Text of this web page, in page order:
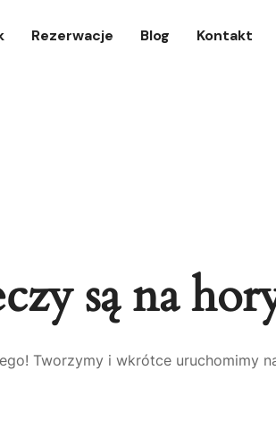
Rezerwacje Blog Kontakt
są na
Tworzymy i wkrótce uruchomimy